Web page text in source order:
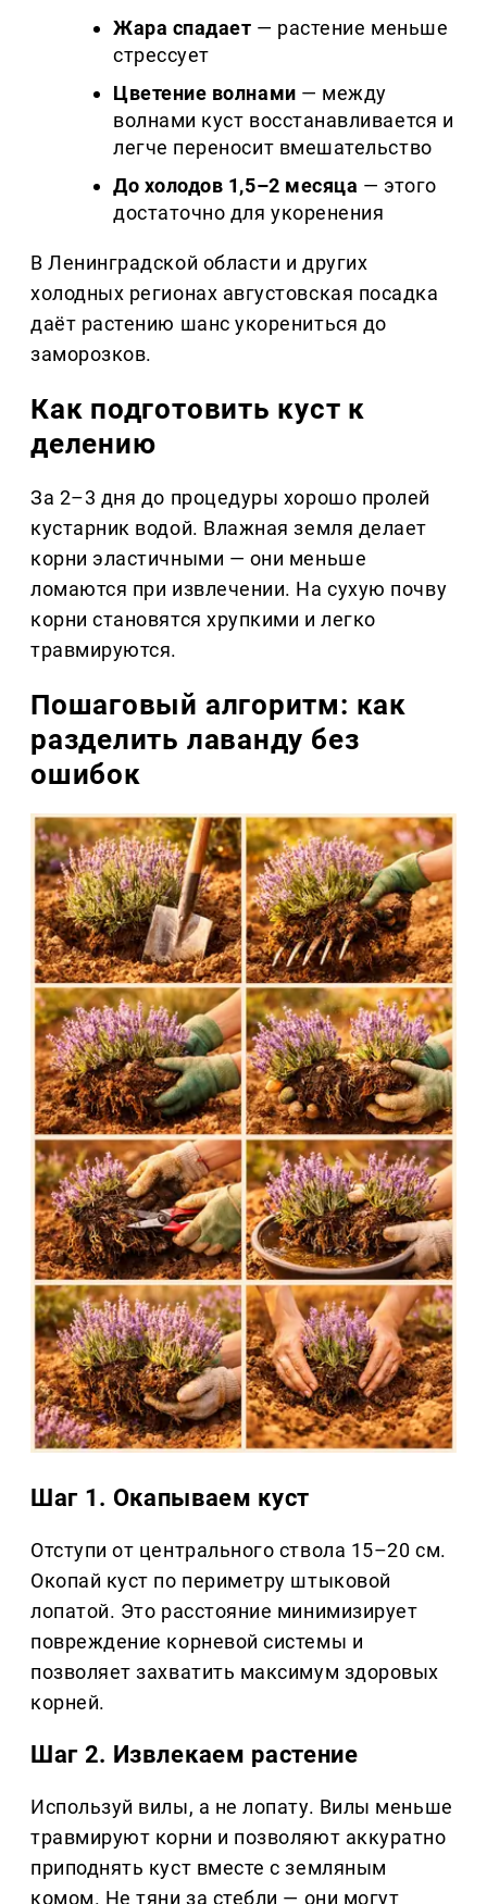
Жара спадает — растение меньше
стрессует
Цветение волнами — между
волнами куст восстанавливается и
легче переносит вмешательство
До холодов 1,5–2 месяца — этого
достаточно для укоренения
В Ленинградской области и других
холодных регионах августовская посадка
даёт растению шанс укорениться до
заморозков.
Как подготовить куст к
делению
За 2–3 дня до процедуры хорошо пролей
кустарник водой. Влажная земля делает
корни эластичными — они меньше
ломаются при извлечении. На сухую почву
корни становятся хрупкими и легко
травмируются.
Пошаговый алгоритм: как
разделить лаванду без
ошибок
Шаг 1. Окапываем куст
Отступи от центрального ствола 15–20 см.
Окопай куст по периметру штыковой
лопатой. Это расстояние минимизирует
повреждение корневой системы и
позволяет захватить максимум здоровых
корней.
Шаг 2. Извлекаем растение
Используй вилы, а не лопату. Вилы меньше
травмируют корни и позволяют аккуратно
приподнять куст вместе с земляным
комом. Не тяни за стебли — они могут